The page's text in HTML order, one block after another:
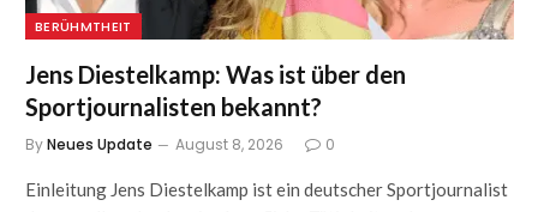
BERÜHMTHEIT
Jens Diestelkamp: Was ist über den
Sportjournalisten bekannt?
ByNeues Update August 8, 2026 0
Einleitung Jens Diestelkamp ist ein deutscher Sportjournalist